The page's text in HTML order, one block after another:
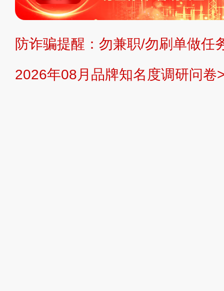
持投资购买的观点或意见，页面信息
提交说明： 快速提交发布>> 提交品
防诈骗提醒：勿兼职/勿刷单做任
2026年08月品牌知名度调研问卷